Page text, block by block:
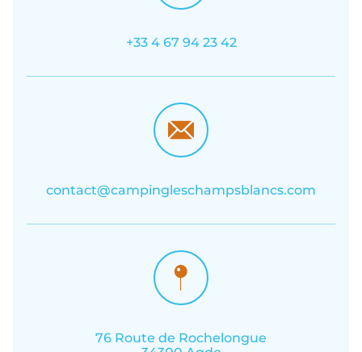
+33 4 67 94 23 42
contact@campingleschampsblancs.com
76 Route de Rochelongue